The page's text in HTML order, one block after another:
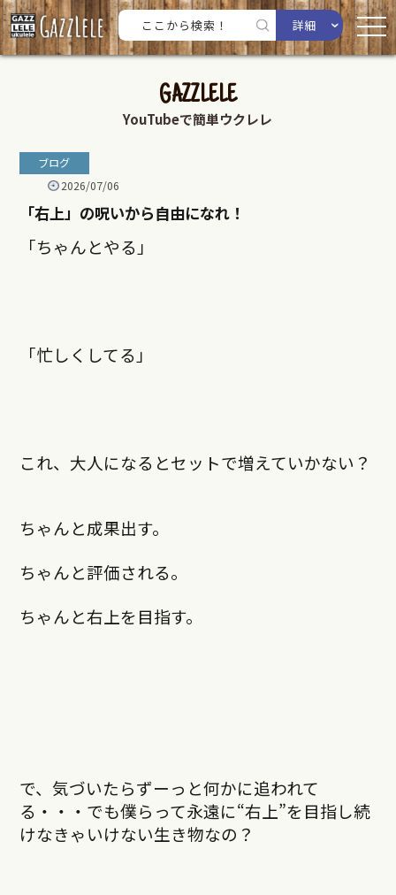
詳細
GAZZLELE
YouTubeで簡単ウクレレ
ブログ
2026/07/06
「右上」の呪いから自由になれ！
「ちゃんとやる」
「忙しくしてる」
これ、大人になるとセットで増えていかない？
ちゃんと成果出す。
ちゃんと評価される。
ちゃんと右上を目指す。
で、気づいたらずーっと何かに追われて
る・・・でも僕らって永遠に“右上”を目指し続
けなきゃいけない生き物なの？